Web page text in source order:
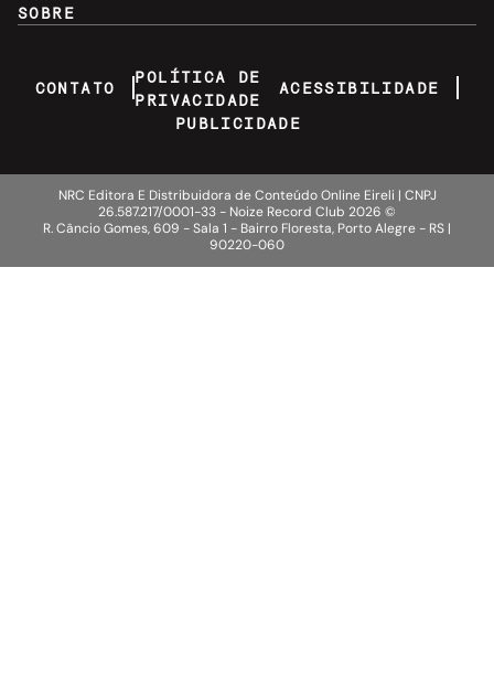
SOBRE
CONTATO
POLÍTICA DE
PRIVACIDADE
ACESSIBILIDADE
PUBLICIDADE
NRC Editora E Distribuidora de Conteúdo Online Eireli | CNPJ
26.587.217/0001-33 - Noize Record Club 2026 ©
R. Câncio Gomes, 609 - Sala 1 - Bairro Floresta, Porto Alegre - RS |
90220-060